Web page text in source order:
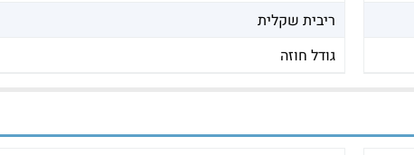
ריבית שקלית
גודל חוזה